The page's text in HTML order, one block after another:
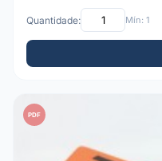
Quantidade: Mín: 1
PDF